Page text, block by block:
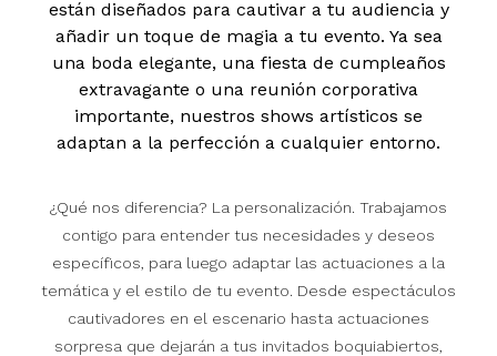
están diseñados para cautivar a tu audiencia y
añadir un toque de magia a tu evento. Ya sea
una boda elegante, una fiesta de cumpleaños
extravagante o una reunión corporativa
importante, nuestros shows artísticos se
adaptan a la perfección a cualquier entorno.
¿Qué nos diferencia? La personalización. Trabajamos
contigo para entender tus necesidades y deseos
específicos, para luego adaptar las actuaciones a la
temática y el estilo de tu evento. Desde espectáculos
cautivadores en el escenario hasta actuaciones
sorpresa que dejarán a tus invitados boquiabiertos,